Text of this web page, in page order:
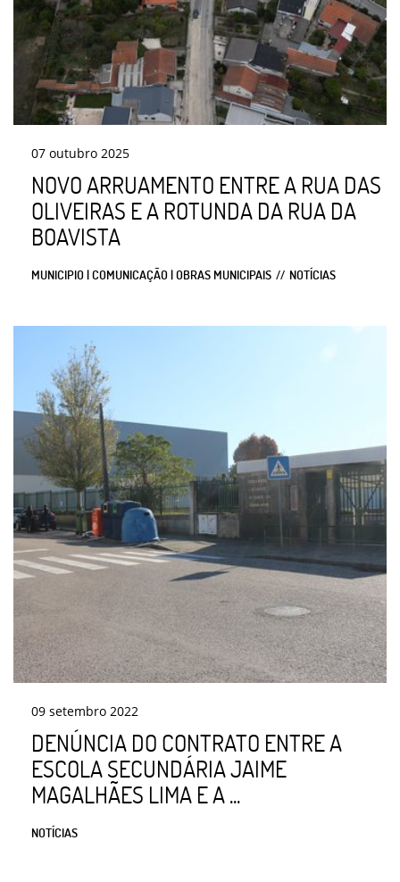
07 outubro 2025
NOVO ARRUAMENTO ENTRE A RUA DAS
OLIVEIRAS E A ROTUNDA DA RUA DA
BOAVISTA
MUNICIPIO | COMUNICAÇÃO | OBRAS MUNICIPAIS NOTÍCIAS
09 setembro 2022
DENÚNCIA DO CONTRATO ENTRE A
ESCOLA SECUNDÁRIA JAIME
MAGALHÃES LIMA E A ...
NOTÍCIAS